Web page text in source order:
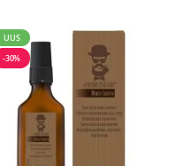
UUS
-30%